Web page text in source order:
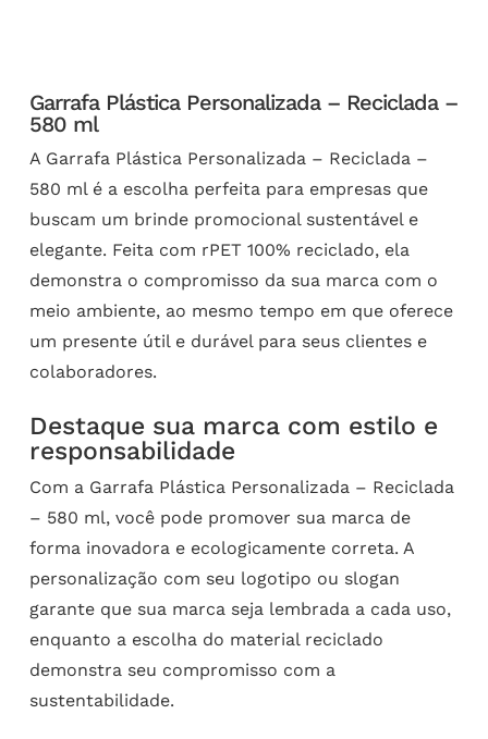
Garrafa Plástica Personalizada – Reciclada –
580 ml
A Garrafa Plástica Personalizada – Reciclada –
580 ml é a escolha perfeita para empresas que
buscam um brinde promocional sustentável e
elegante. Feita com rPET 100% reciclado, ela
demonstra o compromisso da sua marca com o
meio ambiente, ao mesmo tempo em que oferece
um presente útil e durável para seus clientes e
colaboradores.
Destaque sua marca com estilo e
responsabilidade
Com a Garrafa Plástica Personalizada – Reciclada
– 580 ml, você pode promover sua marca de
forma inovadora e ecologicamente correta. A
personalização com seu logotipo ou slogan
garante que sua marca seja lembrada a cada uso,
enquanto a escolha do material reciclado
demonstra seu compromisso com a
sustentabilidade.